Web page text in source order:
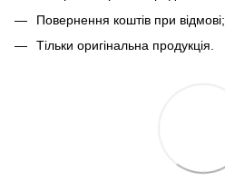
Повернення коштів при відмові;
Тільки оригінальна продукція.